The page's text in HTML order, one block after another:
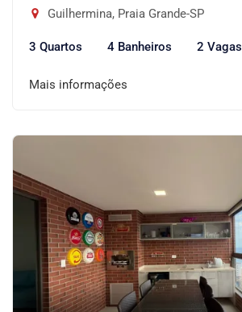
Guilhermina, Praia Grande-SP
3 Quartos 4 Banheiros 2 Vagas
Mais informações